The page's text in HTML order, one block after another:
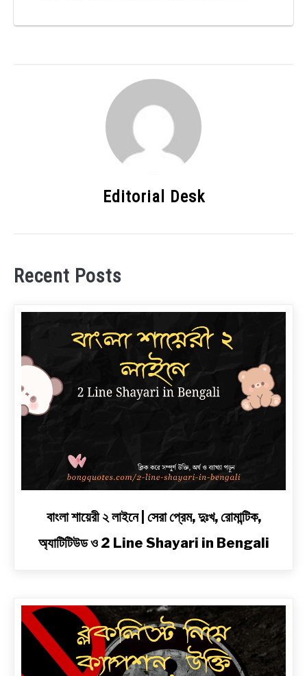
Editorial Desk
Recent Posts
|
সেরা
প্রেম,
বাংলা শায়েরী ২ লাইনে | সেরা প্রেম, দুঃখ, রোমান্টিক,
অ্যাটিটিউড ও 2 Line Shayari in Bengali